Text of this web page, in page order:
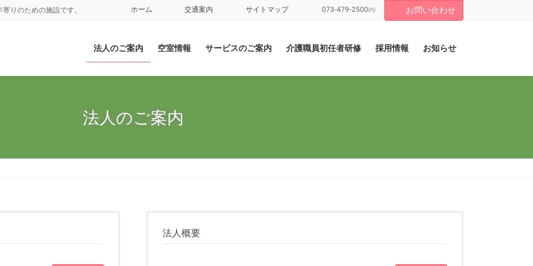
りのための施設です。 ホーム 交通案内 サイトマップ 073-479-2500㈹ お問い合わせ
法人のご案内 空室情報 サービスのご案内 介護職員初任者研修 採用情報 お知らせ
法人のご案内
法人概要